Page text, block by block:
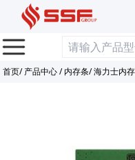
首页/产品中心/内存条/海力士内